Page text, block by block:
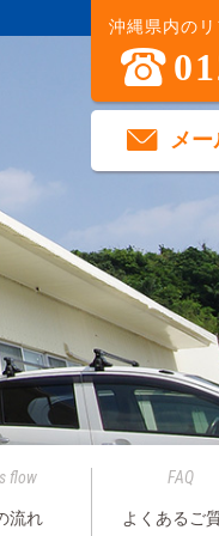
沖縄県内の
メー
flow
流れ
FAQ
よくあるご